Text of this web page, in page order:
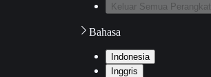
Keluar Semua Perangkat
Bahasa
Indonesia
Inggris